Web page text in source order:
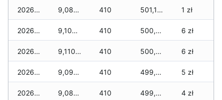
2026-07-20 9,085 zł 410 501,100 zł 1 zł
2026-07-18 9,100 zł 410 500,555 zł 6 zł
2026-07-17 9,110 zł 410 500,325 zł 6 zł
2026-07-16 9,090 zł 410 499,860 zł 5 zł
2026-07-15 9,080 zł 410 499,730 zł 4 zł